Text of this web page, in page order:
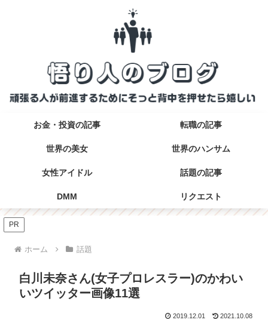
お金・投資の記事 転職の記事
世界の美女 世界のハンサム
女性アイドル 話題の記事
DMM リクエスト
PR
ホーム 話題
白川未奈さん(女子プロレスラー)のかわい
いツイッター画像11選
2019.12.01 2021.10.08